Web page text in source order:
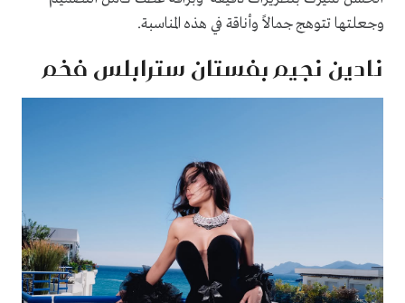
وجعلتها تتوهج جمالاً وأناقة في هذه المناسبة.
نادين نجيم بفستان سترابلس فخم